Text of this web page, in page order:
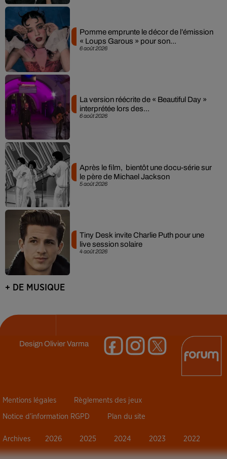
6 août 2026
Pomme emprunte le décor de l’émission
« Loups Garous » pour son...
6 août 2026
La version réécrite de « Beautiful Day »
interprétée lors des...
5 août 2026
Après le film, bientôt une docu-série sur
le père de Michael Jackson
4 août 2026
Tiny Desk invite Charlie Puth pour une
live session solaire
+ DE MUSIQUE
DesignOlivier Varma
Mentions légales Règlements des jeux
Notice d’information RGPD Plan du site
Archives 2026 2025 2024 2023 2022